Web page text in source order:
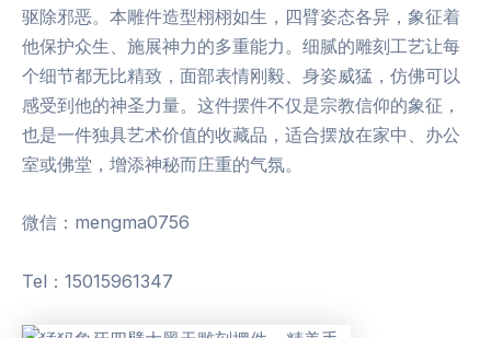
驱除邪恶。本雕件造型栩栩如生，四臂姿态各异，象征着
他保护众生、施展神力的多重能力。细腻的雕刻工艺让每
个细节都无比精致，面部表情刚毅、身姿威猛，仿佛可以
感受到他的神圣力量。这件摆件不仅是宗教信仰的象征，
也是一件独具艺术价值的收藏品，适合摆放在家中、办公
室或佛堂，增添神秘而庄重的气氛。
微信：mengma0756
Tel：15015961347